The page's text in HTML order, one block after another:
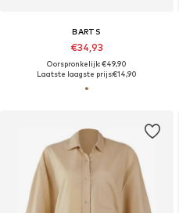
BARTS
€34,93
Oorspronkelijk: €49,90
Laatste laagste prijs:€14,90